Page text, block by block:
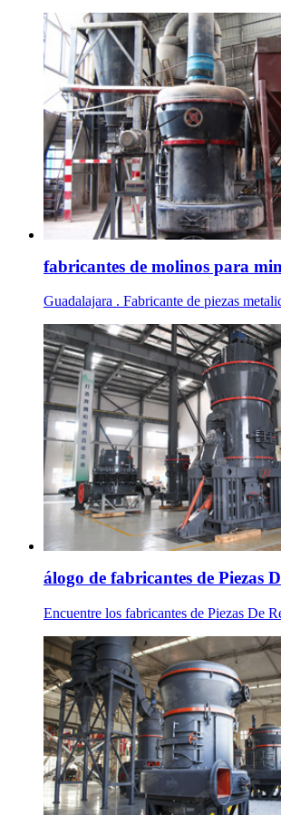
fabricantes de molinos para
Guadalajara . Fabricante de piezas
álogo de fabricantes de Piezas
Encuentre los fabricantes de Piezas De